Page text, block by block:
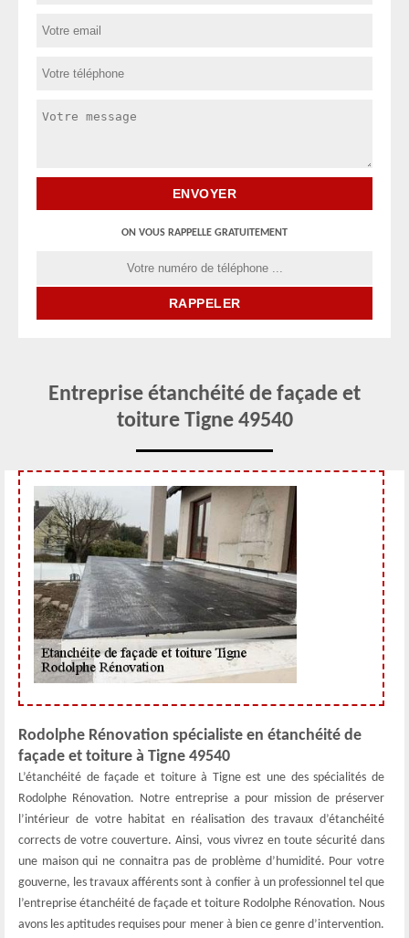
ON VOUS RAPPELLE GRATUITEMENT
Entreprise étanchéité de façade et
toiture Tigne 49540
Rodolphe Rénovation spécialiste en étanchéité de
façade et toiture à Tigne 49540
L’étanchéité de façade et toiture à Tigne est une des spécialités de
Rodolphe Rénovation. Notre entreprise a pour mission de préserver
l’intérieur de votre habitat en réalisation des travaux d’étanchéité
corrects de votre couverture. Ainsi, vous vivrez en toute sécurité dans
une maison qui ne connaitra pas de problème d’humidité. Pour votre
gouverne, les travaux afférents sont à confier à un professionnel tel que
l’entreprise étanchéité de façade et toiture Rodolphe Rénovation. Nous
avons les aptitudes requises pour mener à bien ce genre d’intervention.